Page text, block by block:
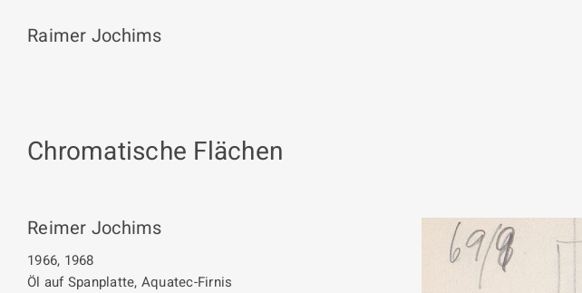
Raimer Jochims
Chromatische Flächen
Reimer Jochims
1966, 1968
Öl auf Spanplatte, Aquatec-Firnis